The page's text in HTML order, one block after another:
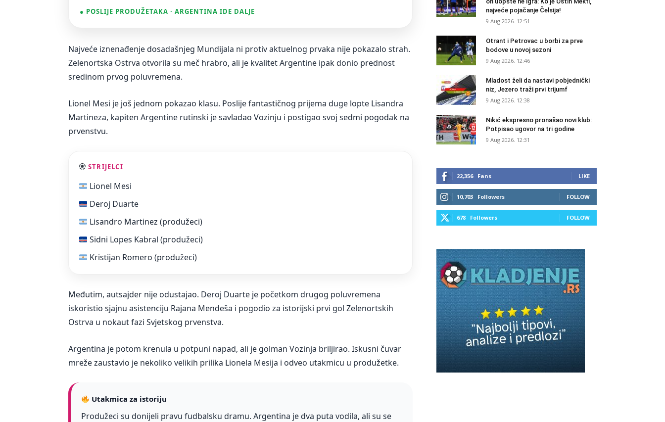
● POSLIJE PRODUŽETAKA · ARGENTINA IDE DALJE
Najveće iznenađenje dosadašnjeg Mundijala ni protiv aktuelnog prvaka nije pokazalo strah.
Zelenortska Ostrva otvorila su meč hrabro, ali je kvalitet Argentine ipak donio prednost
sredinom prvog poluvremena.
Lionel Mesi je još jednom pokazao klasu. Poslije fantastičnog prijema duge lopte Lisandra
Martineza, kapiten Argentine rutinski je savladao Vozinju i postigao svoj sedmi pogodak na
prvenstvu.
STRIJELCI
Lionel Mesi
Deroj Duarte
Lisandro Martinez (produžeci)
Sidni Lopes Kabral (produžeci)
Kristijan Romero (produžeci)
Međutim, autsajder nije odustajao. Deroj Duarte je početkom drugog poluvremena
iskoristio sjajnu asistenciju Rajana Mendeša i pogodio za istorijski prvi gol Zelenortskih
Ostrva u nokaut fazi Svjetskog prvenstva.
Argentina je potom krenula u potpuni napad, ali je golman Vozinja briljirao. Iskusni čuvar
mreže zaustavio je nekoliko velikih prilika Lionela Mesija i odveo utakmicu u produžetke.
Utakmica za istoriju
Produžeci su donijeli pravu fudbalsku dramu. Argentina je dva puta vodila, ali su se
najveće pojačanje Čelsija!
9 Aug 2026. 12:51
Otrant i Petrovac u borbi za prve
bodove u novoj sezoni
9 Aug 2026. 12:46
Mladost želi da nastavi pobjednički
niz, Jezero traži prvi trijumf
9 Aug 2026. 12:38
Nikić ekspresno pronašao novi klub:
Potpisao ugovor na tri godine
9 Aug 2026. 12:31
22,356 Fans LIKE
10,703 Followers FOLLOW
678 Followers FOLLOW